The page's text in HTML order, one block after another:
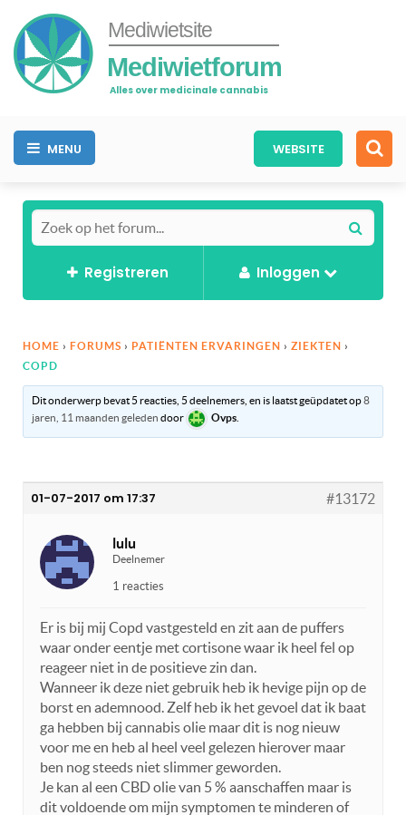
Mediwietsite
Mediwietforum
Alles over medicinale cannabis
MENU WEBSITE
Registreren Inloggen
HOME › FORUMS › PATIËNTEN ERVARINGEN › ZIEKTEN ›
COPD
Dit onderwerp bevat 5 reacties, 5 deelnemers, en is laatst geüpdatet op8
jaren, 11 maanden geleden door Ovps
01-07-2017 om 17:37 #13172
lulu
Deelnemer
1 reacties
Er is bij mij Copd vastgesteld en zit aan de puffers
waar onder eentje met cortisone waar ik heel fel op
reageer niet in de positieve zin dan.
Wanneer ik deze niet gebruik heb ik hevige pijn op de
borst en ademnood. Zelf heb ik het gevoel dat ik baat
ga hebben bij cannabis olie maar dit is nog nieuw
voor me en heb al heel veel gelezen hierover maar
ben nog steeds niet slimmer geworden.
Je kan al een CBD olie van 5 % aanschaffen maar is
dit voldoende om mijn symptomen te minderen of